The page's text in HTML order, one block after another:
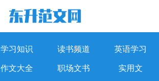
学习知识 读书频道 英语学习
作文大全 职场文书 实用文